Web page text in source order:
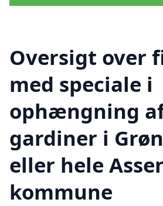
Oversigt over
med speciale i
ophængning
gardiner i
eller hele
kommune